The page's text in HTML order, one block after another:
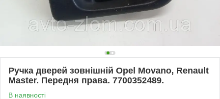
Ручка дверей зовнішній Opel Movano, Renault
Master. Передня права. 7700352489.
В наявності